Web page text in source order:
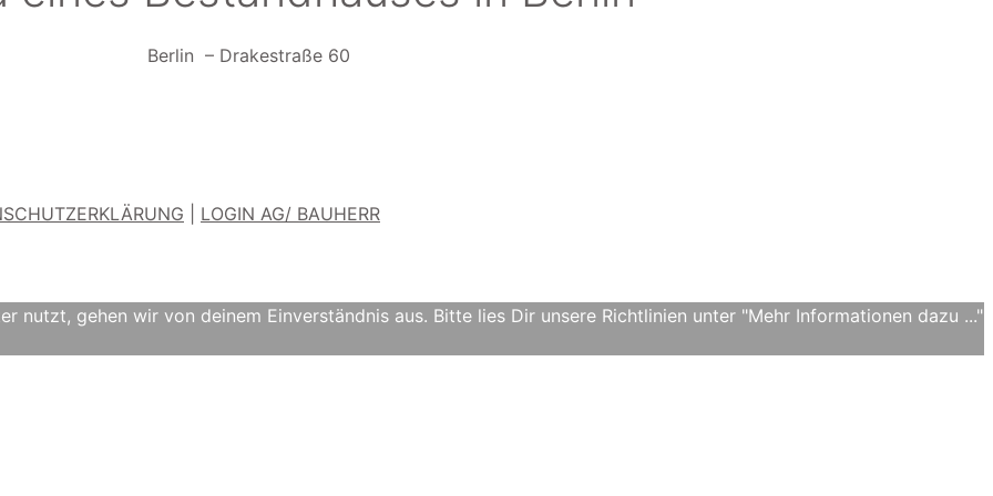
Berlin – Drakestraße 60
LOGIN AG/ BAUHERR
nutzt, gehen wir von deinem Einverständnis aus. Bitte lies Dir unsere Richtlinien unter "Mehr Informationen dazu ..."